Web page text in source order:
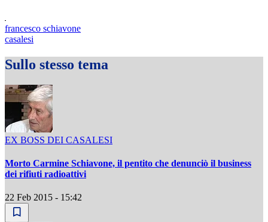
francesco schiavone
casalesi
Sullo stesso tema
EX BOSS DEI CASALESI
Morto Carmine Schiavone, il pentito che denunciò il business
dei rifiuti radioattivi
22 Feb 2015 - 15:42